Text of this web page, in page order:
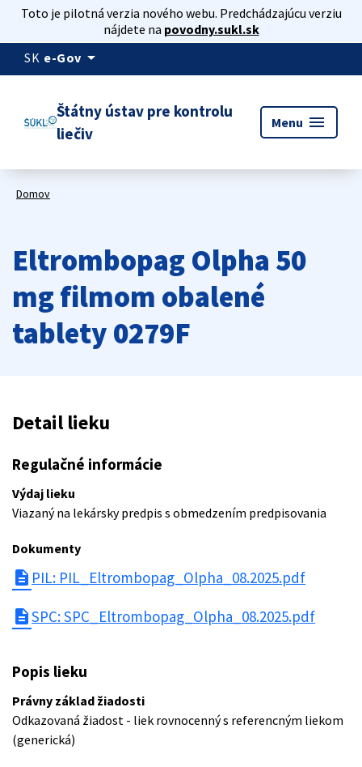
Toto je pilotná verzia nového webu. Predchádzajúcu verziu
nájdete na povodny.sukl.sk
SK e-Gov arrow_drop_down
Štátny ústav pre kontrolu
liečiv
Menu menu
Domov
Eltrombopag Olpha 50
mg filmom obalené
tablety 0279F
Detail lieku
Regulačné informácie
Výdaj lieku
Viazaný na lekársky predpis s obmedzením predpisovania
Dokumenty
description PIL: PIL_Eltrombopag_Olpha_08.2025.pdf
descriptionSPC: SPC_Eltrombopag_Olpha_08.2025.pdf
Popis lieku
Právny základ žiadosti
Odkazovaná žiadost - liek rovnocenný s referencným liekom
(generická)